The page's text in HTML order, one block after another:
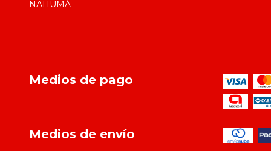
NAHUMÁ
Medios de pago
Medios de envío